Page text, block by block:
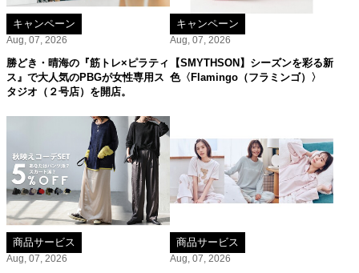
キャンペーン
Aug, 07, 2026
勝どき・晴海の『筋トレ×ピラティ
ス』で大人気のPBGが女性専用ス
タジオ（２号店）を開店。
キャンペーン
Aug, 07, 2026
【SMYTHSON】シーズンを彩る新
色〈Flamingo（フラミンゴ）〉
商品サービス
Aug, 07, 2026
商品サービス
Aug, 07, 2026